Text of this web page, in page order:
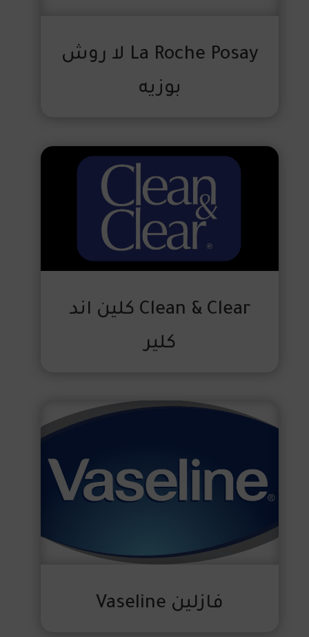
La Roche Posay لا روش
بوزيه
Clean & Clear كلين اند
كلير
فازلين Vaseline